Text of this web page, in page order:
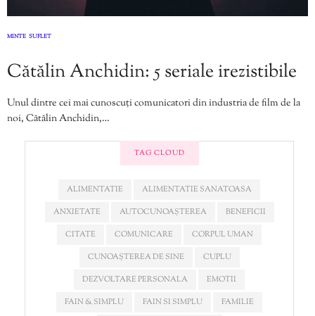
MINTE SUFLET
Cătălin Anchidin: 5 seriale irezistibile
Unul dintre cei mai cunoscuți comunicatori din industria de film de la
noi, Cătălin Anchidin,…
TAG CLOUD
ALIMENTATIE
ALIMENTATIE SANATOASA
ANXIETATE
AUTOCUNOAȘTEREA
BENEFICII
CITATE
COMUNICARE
CORPUL UMAN
CUNOAȘTEREA DE SINE
CUPLU
DEZVOLTARE PERSONALA
EMOTII
FAIN & SIMPLU
FAIN SI SIMPLU
FAMILIE